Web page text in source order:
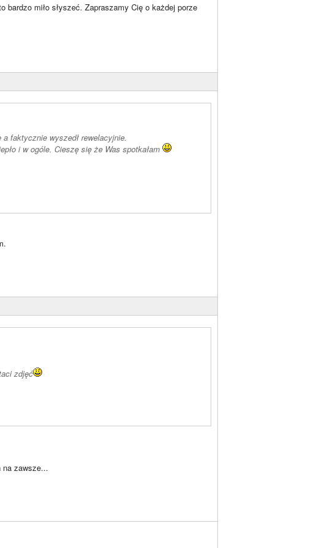
bardzo miło słyszeć. Zapraszamy Cię o każdej porze
faktycznie wyszedł rewelacyjnie.
i w ogóle. Cieszę się że Was spotkałam
zdjęć
na zawsze...